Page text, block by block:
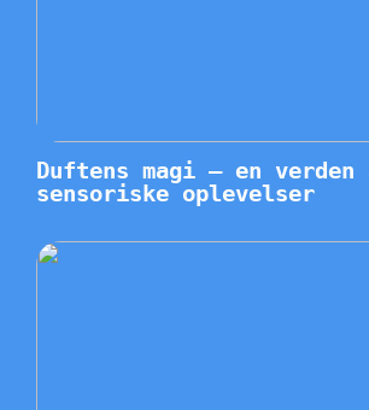
Duftens magi – en verden
sensoriske oplevelser